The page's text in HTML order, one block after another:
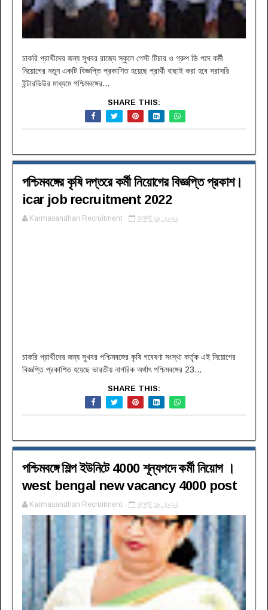
চাকরি প্রার্থীদের জন্য সুখবর রাজ্যে স্কুলে গেস্ট টিচার ও গ্রুপ ডি পদে কর্মী
নিয়োগের নতুন একটি বিজ্ঞপ্তি প্রকাশিত হয়েছে প্রার্থী বাছাই করা হবে সরাসরি
ইন্টারভিউর মাধ্যমে পশ্চিমবঙ্গের...
SHARE THIS:
পশ্চিমবঙ্গের কৃষি দপ্তরে কর্মী নিয়োগের বিজ্ঞপ্তি প্রকাশ।
icar job recruitment 2022
Karmasandhan Recruitment আগস্ট ১৯, ২০২২
চাকরি প্রার্থীদের জন্য সুখবর পশ্চিমবঙ্গের কৃষি গবেষণা সংস্থা কর্তৃক এই নিয়োগের
বিজ্ঞপ্তি প্রকাশিত হয়েছে ভারতীয় নাগরিক অর্থাৎ পশ্চিমবঙ্গের 23...
SHARE THIS:
পশ্চিমবঙ্গে শিল্প ইউনিটে 4000 শূন্যপদে কর্মী নিয়োগ ।
west bengal new vacancy 4000 post
Karmasandhan Recruitment আগস্ট ১৯, ২০২২